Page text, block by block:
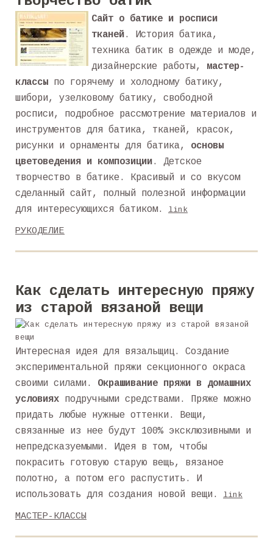
Сайт о батике и росписи
тканей. История батика,
техника батик в одежде и моде,
дизайнерские работы, мастер-
классы по горячему и холодному батику,
шибори, узелковому батику, свободной
росписи, подробное рассмотрение материалов и
инструментов для батика, тканей, красок,
рисунки и орнаменты для батика, основы
цветоведения и композиции. Детское
творчество в батике. Красивый и со вкусом
сделанный сайт, полный полезной информации
для интересующихся батиком.
link
РУКОДЕЛИЕ
Как сделать интересную пряжу
из старой вязаной вещи
Интересная идея для вязальщиц. Создание
экспериментальной пряжи секционного окраса
своими силами. Окрашивание пряжи в домашних
условиях подручными средствами. Пряже можно
придать любые нужные оттенки. Вещи,
связанные из нее будут 100% эксклюзивными и
непредсказуемыми. Идея в том, чтобы
покрасить готовую старую вещь, вязаное
полотно, а потом его распустить. И
использовать для создания новой вещи.
link
МАСТЕР-КЛАССЫ